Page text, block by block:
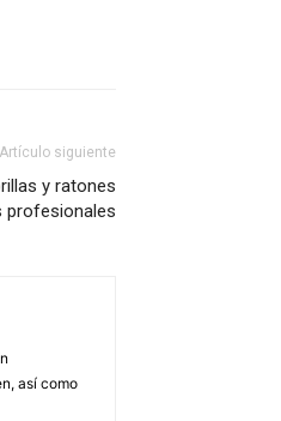
Artículo siguiente
y ratones
profesionales
así como